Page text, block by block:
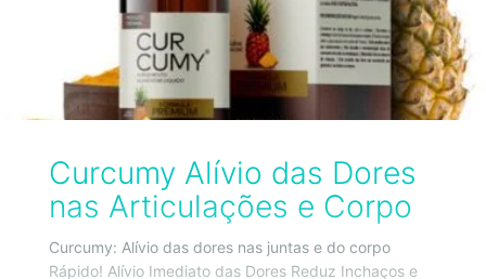
Curcumy Alívio das Dores
nas Articulações e Corpo
Curcumy: Alívio das dores nas juntas e do corpo
Rápido! Alívio Imediato das Dores Reduz Inchaços e